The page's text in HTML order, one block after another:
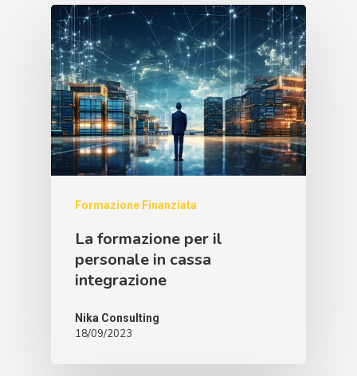
Formazione Finanziata
La formazione per il
personale in cassa
integrazione
Nika Consulting
18/09/2023